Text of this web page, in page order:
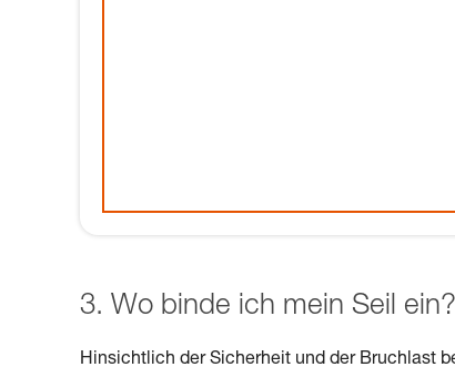
3. Wo binde ich mein Seil ein?
Hinsichtlich der Sicherheit und der Bruchlast